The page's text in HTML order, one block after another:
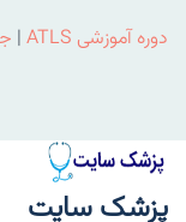
دوره آموزشی ATLS |
پزشک سایت